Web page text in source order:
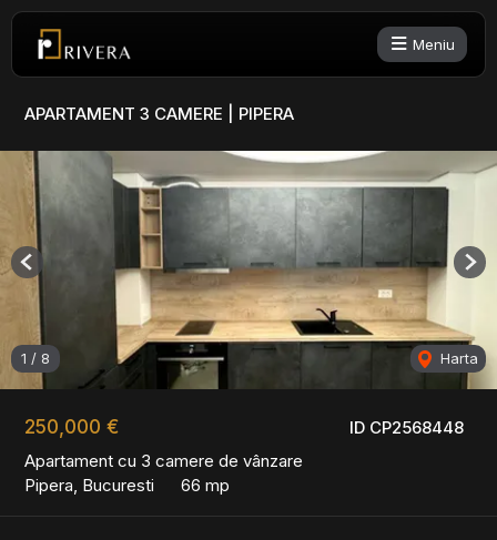
Meniu
APARTAMENT 3 CAMERE | PIPERA
ID CP2568448
250,000 €
Apartament cu 3 camere de vânzare
Pipera, Bucuresti
66 mp
1 / 8 Harta
Previous